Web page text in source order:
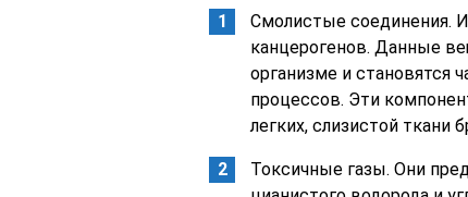
Смолистые соединения.
канцерогенов. Данные
организме и становятся
процессов. Эти
легких, слизистой ткани
Токсичные газы. Они